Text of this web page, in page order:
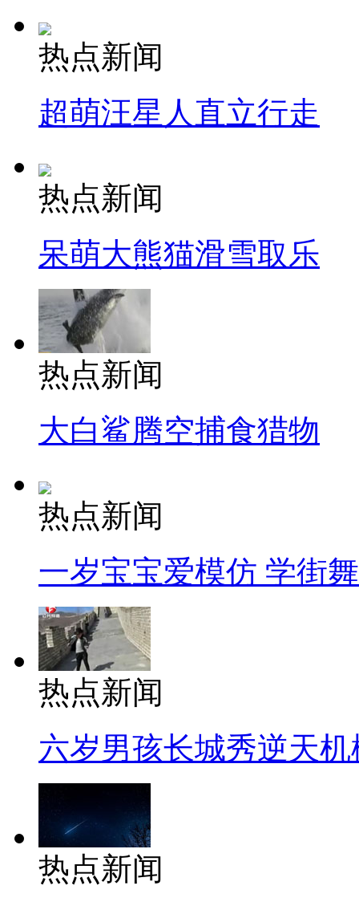
热点新闻
超萌汪星人直立行走
热点新闻
呆萌大熊猫滑雪取乐
热点新闻
大白鲨腾空捕食猎物
热点新闻
一岁宝宝爱模仿 学街
热点新闻
六岁男孩长城秀逆天机
热点新闻